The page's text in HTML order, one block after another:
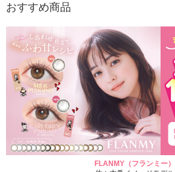
おすすめ商品
FLANMY（フランミー）